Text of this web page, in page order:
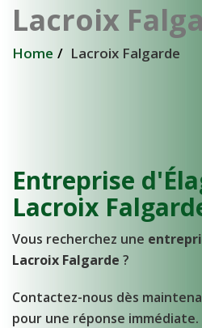
Lacroix
Home Lacroix Falgarde
Entreprise
Lacroix
Vous recherchez une
Lacroix Falgarde ?
Contactez-nous dès
pour une réponse immédiate.